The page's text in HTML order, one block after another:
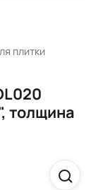
плитки
толщина